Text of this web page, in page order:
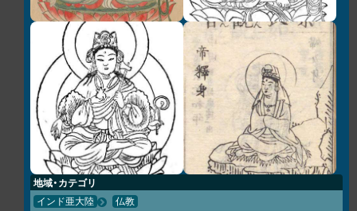
地域・カテゴリ
インド亜大陸 仏教